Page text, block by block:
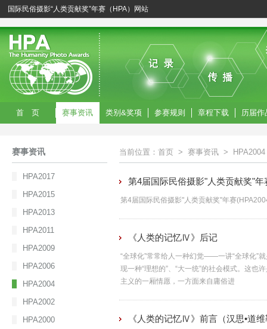
国际民俗摄影“人类贡献奖”年赛（HPA）网站
首 页 赛事资讯 类别&奖项 参赛规则 章程下载 历届作
赛事资讯
HPA2017
HPA2015
HPA2013
HPA2011
HPA2009
HPA2006
HPA2004
HPA2002
HPA2000
当前位置： 首页 > 赛事资讯 > HPA2004
第4届国际民俗摄影"人类贡献奖"年
第4届国际民俗摄影"人类贡献奖"年赛
《人类的记忆Ⅳ》后记
“全球化”常常给人一种幻觉——一讲“全球化”
现一种“理想的”、“大一统”的社会模式。这
主义的一厢情愿，一方面来自庸俗进
《人类的记忆Ⅳ》前言（汉思•道